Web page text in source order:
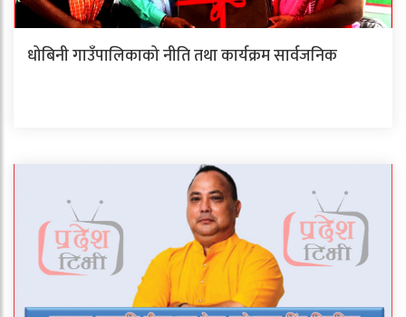
धोबिनी गाउँपालिकाको नीति तथा कार्यक्रम सार्वजनिक